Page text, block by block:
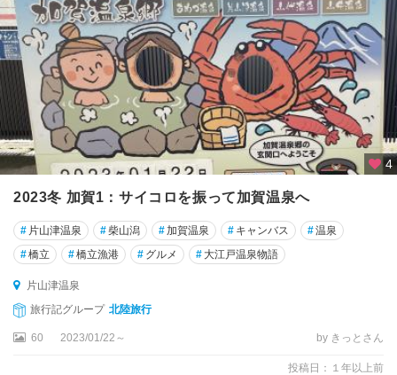
4
2023冬 加賀1：サイコロを振って加賀温泉へ
# 片山津温泉 #柴山潟 #加賀温泉 # キャンバス #温泉
#橋立 #橋立漁港 # グルメ # 大江戸温泉物語
片山津温泉
旅行記グループ 北陸旅行
60 2023/01/22～ by きっとさん
投稿日：１年以上前